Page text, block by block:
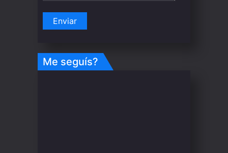
Me seguís?